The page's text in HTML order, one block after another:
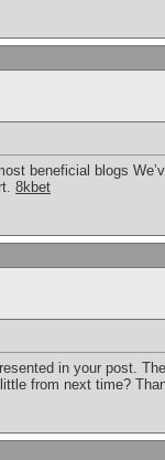
beneficial blogs
8kbet
in your post.
from next time?